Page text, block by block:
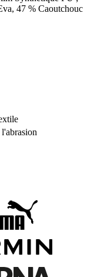
47 % Caoutchouc